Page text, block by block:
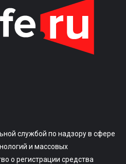
службой по надзору в сфере
и массовых
о регистрации средства